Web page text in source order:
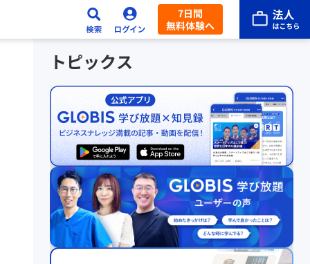
7日間
無料体験へ
トピックス